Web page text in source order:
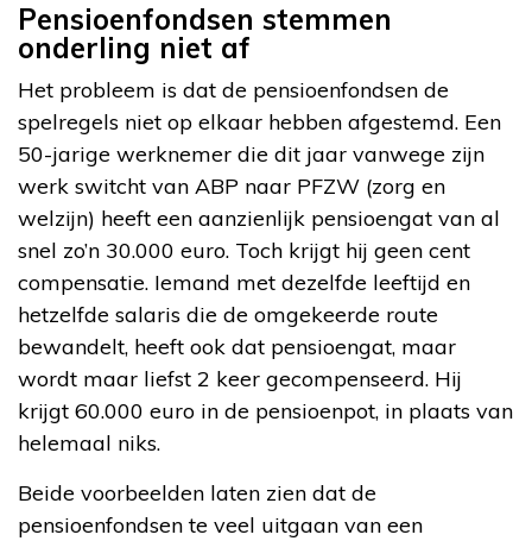
Pensioenfondsen stemmen
onderling niet af
Het probleem is dat de pensioenfondsen de
spelregels niet op elkaar hebben afgestemd. Een
50-jarige werknemer die dit jaar vanwege zijn
werk switcht van ABP naar PFZW (zorg en
welzijn) heeft een aanzienlijk pensioengat van al
snel zo’n 30.000 euro. Toch krijgt hij geen cent
compensatie. Iemand met dezelfde leeftijd en
hetzelfde salaris die de omgekeerde route
bewandelt, heeft ook dat pensioengat, maar
wordt maar liefst 2 keer gecompenseerd. Hij
krijgt 60.000 euro in de pensioenpot, in plaats van
helemaal niks.
Beide voorbeelden laten zien dat de
pensioenfondsen te veel uitgaan van een